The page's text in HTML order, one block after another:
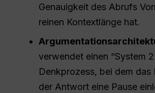
Genauigkeit des Abrufs
reinen Kontextlänge hat.
verwendet einen “System
Denkprozess, bei dem das
der Antwort eine Pause